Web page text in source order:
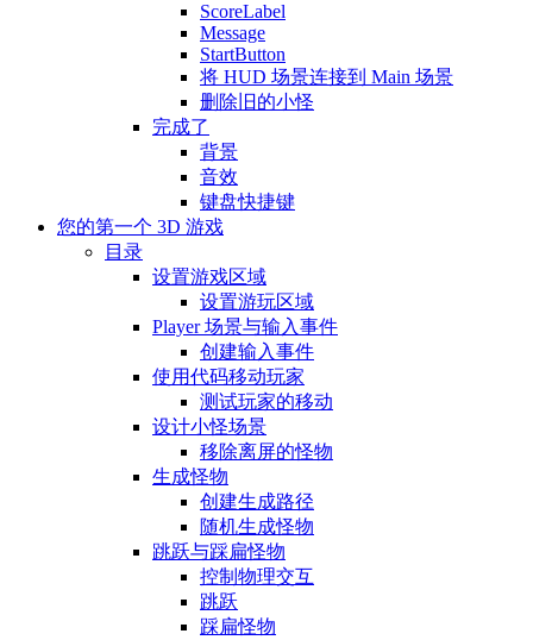
ScoreLabel
Message
StartButton
将 HUD 场景连接到 Main 场景
删除旧的小怪
完成了
背景
音效
键盘快捷键
您的第一个 3D 游戏
目录
设置游戏区域
设置游玩区域
Player 场景与输入事件
创建输入事件
使用代码移动玩家
测试玩家的移动
设计小怪场景
移除离屏的怪物
生成怪物
创建生成路径
随机生成怪物
跳跃与踩扁怪物
控制物理交互
跳跃
踩扁怪物